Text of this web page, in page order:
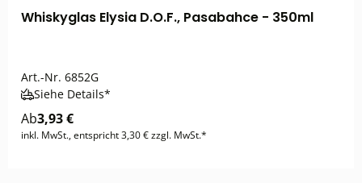
Whiskyglas Elysia D.O.F., Pasabahce - 350ml
Art.-Nr. 6852G
Siehe Details*
Ab3,93 €
inkl. MwSt., entspricht 3,30 € zzgl. MwSt.*